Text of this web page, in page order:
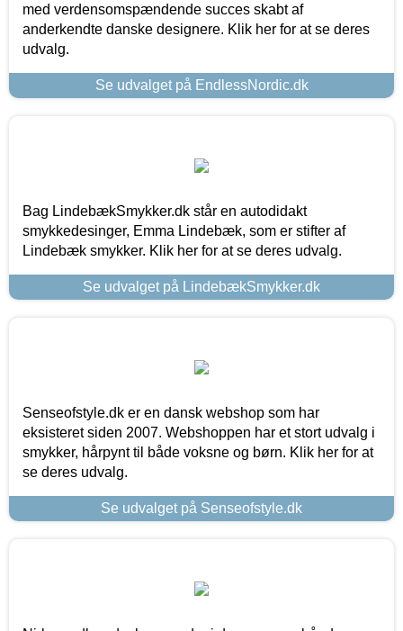
med verdensomspændende succes skabt af
anderkendte danske designere. Klik her for at se deres
udvalg.
Se udvalget på EndlessNordic.dk
Bag LindebækSmykker.dk står en autodidakt
smykkedesinger, Emma Lindebæk, som er stifter af
Lindebæk smykker. Klik her for at se deres udvalg.
Se udvalget på LindebækSmykker.dk
Senseofstyle.dk er en dansk webshop som har
eksisteret siden 2007. Webshoppen har et stort udvalg i
smykker, hårpynt til både voksne og børn. Klik her for at
se deres udvalg.
Se udvalget på Senseofstyle.dk